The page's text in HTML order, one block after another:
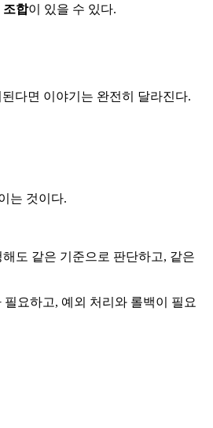
조합이 있을 수 있다.
다면 이야기는 완전히 달라진다.
는 것이다.
도 같은 기준으로 판단하고, 같은
요하고, 예외 처리와 롤백이 필요